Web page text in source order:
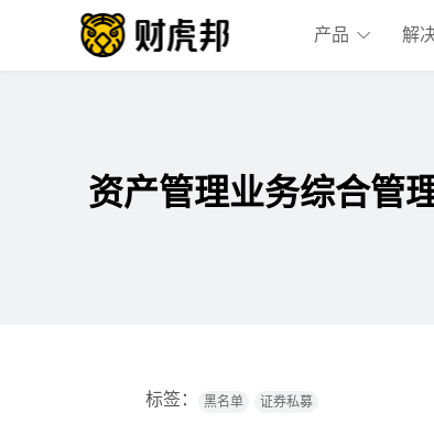
产品 解
资产管理业务综合管
标签： 黑名单 证券私募